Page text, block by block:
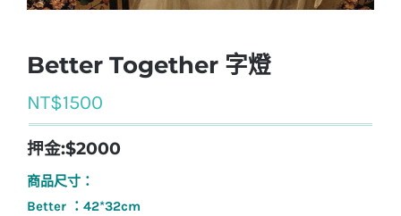
Better Together 字燈
NT$1500
押金:$2000
商品尺寸：
Better ：42*32cm